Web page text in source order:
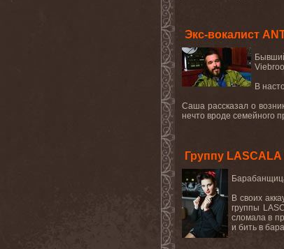
Экс-вокалист
В
Саша рассказал о
нечто вроде семейного
Группу
В своих
группы
сломала в
и бить в